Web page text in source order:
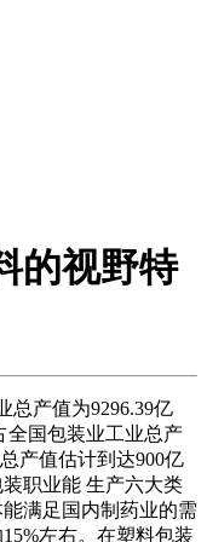
的视野特
产值为9296.39亿
全国包装业工业总产
产值估计到达900亿
职业能 生产六大类
满足国内制药业的需
左右。在塑料包装